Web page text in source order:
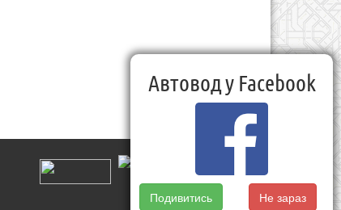
Автовод у Facebook
Подивитись Не зараз